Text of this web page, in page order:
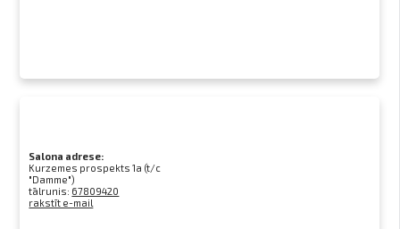
Salona adrese:
Kurzemes prospekts 1a (t/c
"Damme")
tālrunis: 67809420
rakstīt e-mail